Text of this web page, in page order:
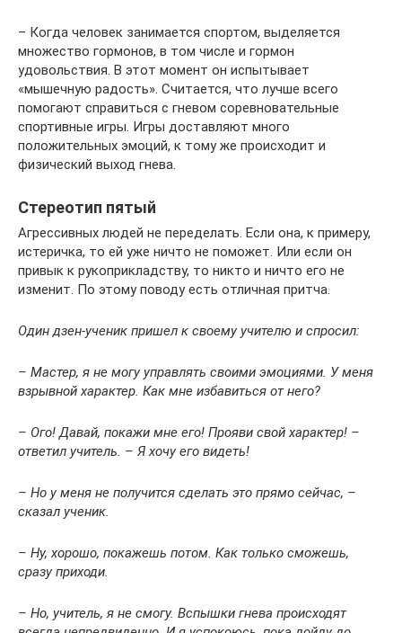
– Когда человек занимается спортом, выделяется
множество гормонов, в том числе и гормон
удовольствия. В этот момент он испытывает
«мышечную радость». Считается, что лучше всего
помогают справиться с гневом соревновательные
спортивные игры. Игры доставляют много
положительных эмоций, к тому же происходит и
физический выход гнева.
Стереотип пятый
Агрессивных людей не переделать. Если она, к примеру,
истеричка, то ей уже ничто не поможет. Или если он
привык к рукоприкладству, то никто и ничто его не
изменит. По этому поводу есть отличная притча.
Один дзен-ученик пришел к своему учителю и спросил:
– Мастер, я не могу управлять своими эмоциями. У меня
взрывной характер. Как мне избавиться от него?
– Ого! Давай, покажи мне его! Прояви свой характер! –
ответил учитель. – Я хочу его видеть!
– Но у меня не получится сделать это прямо сейчас, –
сказал ученик.
– Ну, хорошо, покажешь потом. Как только сможешь,
сразу приходи.
– Но, учитель, я не смогу. Вспышки гнева происходят